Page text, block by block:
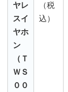
ヤレ
スイ
ヤホ
ン
（Ｔ
ＷＳ
００
（税
込）